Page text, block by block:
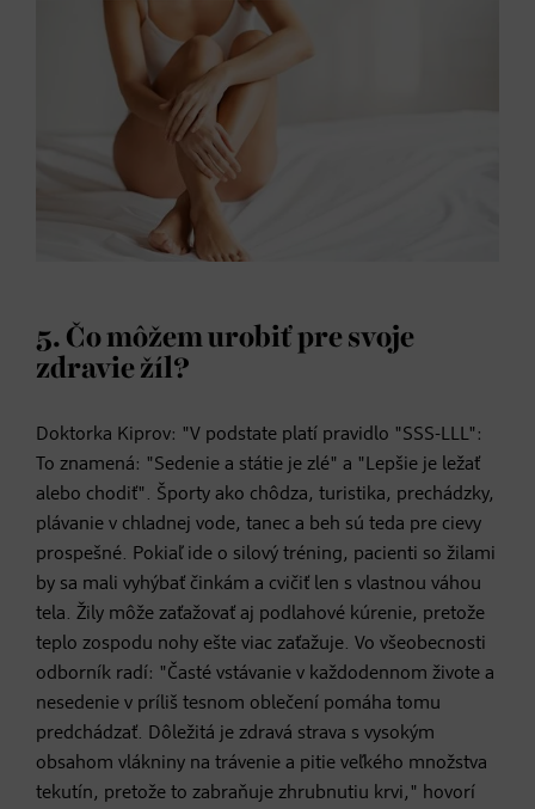
5. Čo môžem urobiť pre svoje
zdravie žíl?
Doktorka Kiprov: "V podstate platí pravidlo "SSS-LLL":
To znamená: "Sedenie a státie je zlé" a "Lepšie je ležať
alebo chodiť". Športy ako chôdza, turistika, prechádzky,
plávanie v chladnej vode, tanec a beh sú teda pre cievy
prospešné. Pokiaľ ide o silový tréning, pacienti so žilami
by sa mali vyhýbať činkám a cvičiť len s vlastnou váhou
tela. Žily môže zaťažovať aj podlahové kúrenie, pretože
teplo zospodu nohy ešte viac zaťažuje. Vo všeobecnosti
odborník radí: "Časté vstávanie v každodennom živote a
nesedenie v príliš tesnom oblečení pomáha tomu
predchádzať. Dôležitá je zdravá strava s vysokým
obsahom vlákniny na trávenie a pitie veľkého množstva
tekutín, pretože to zabraňuje zhrubnutiu krvi," hovorí